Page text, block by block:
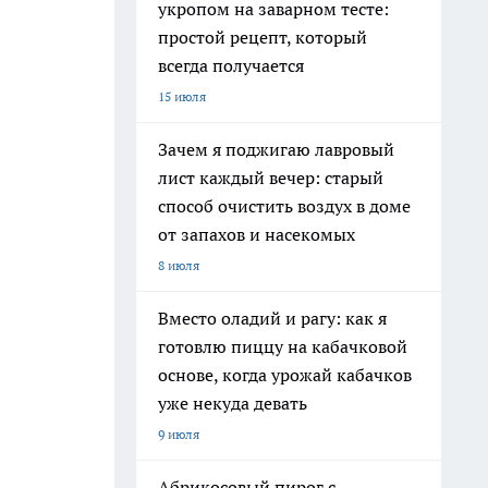
укропом на заварном тесте:
простой рецепт, который
всегда получается
15 июля
Зачем я поджигаю лавровый
лист каждый вечер: старый
способ очистить воздух в доме
от запахов и насекомых
8 июля
Вместо оладий и рагу: как я
готовлю пиццу на кабачковой
основе, когда урожай кабачков
уже некуда девать
9 июля